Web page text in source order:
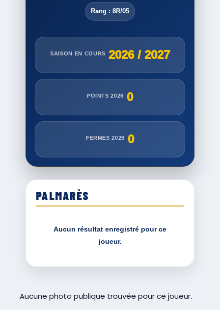
Rang : 8R/05
SAISON EN COURS 2026 / 2027
POINTS 2026 0
FERMES 2026 0
PALMARÈS
Aucun résultat enregistré pour ce
joueur.
Aucune photo publique trouvée pour ce joueur.